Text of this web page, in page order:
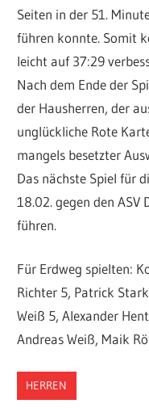
Seiten in der 51.
führen konnte. Somit
leicht auf 37:29
Nach dem Ende der
der Hausherren, der
unglückliche Rote
mangels besetzter
Das nächste Spiel für
18.02. gegen den ASV
führen.
Für Erdweg spielten:
Richter 5, Patrick
Weiß 5, Alexander
Andreas Weiß, Maik
HERREN